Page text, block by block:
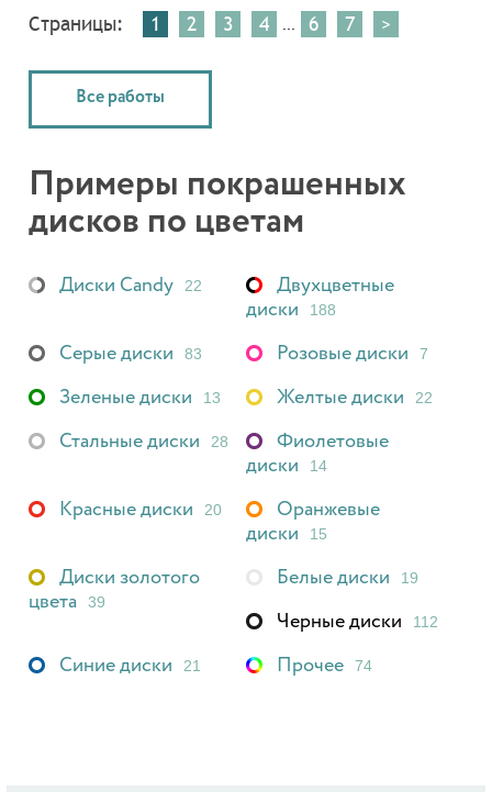
Страницы: 1 2 3 4 6 7 >
Все работы
Примеры покрашенных
дисков по цветам
Диски Candy 22
Двухцветные
диски
188
Серые диски 83 Розовые диски 7
Зеленые диски 13 Желтые диски 22
Стальные диски 28
Фиолетовые
диски
14
Красные диски 20
Оранжевые
диски
15
Диски золотого
цвета
39
Белые диски 19
Черные диски 112
Синие диски 21 Прочее 74